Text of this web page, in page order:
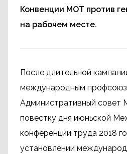
Конвенции МОТ против
на рабочем месте.
После длительной
международным
Административный совет
повестку дня июньской
конференции труда 2018
установлении